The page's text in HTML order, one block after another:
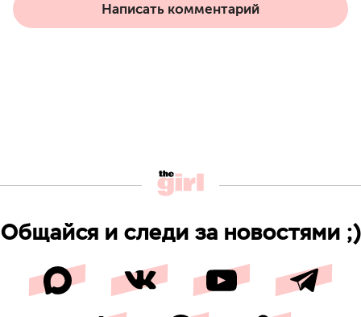
Написать комментарий
Общайся и следи за новостями ;)